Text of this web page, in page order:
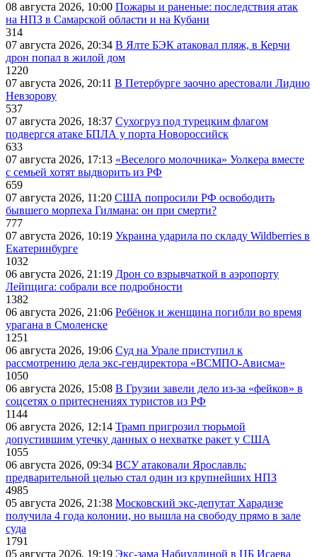
08 августа 2026, 10:00 Пожары и раненые: последствия атак
на НПЗ в Самарской области и на Кубани
314
07 августа 2026, 20:34 В Ялте БЭК атаковал пляж, в Керчи
дрон попал в жилой дом
1220
07 августа 2026, 20:11 В Петербурге заочно арестовали Лидию
Невзорову
537
07 августа 2026, 18:37 Сухогруз под турецким флагом
подвергся атаке БПЛА у порта Новороссийск
633
07 августа 2026, 17:13 «Веселого молочника» Уолкера вместе
с семьей хотят выдворить из РФ
659
07 августа 2026, 11:20 США попросили РФ освободить
бывшего морпеха Гилмана: он при смерти?
777
07 августа 2026, 10:19 Украина ударила по складу Wildberries в
Екатеринбурге
1032
06 августа 2026, 21:19 Дрон со взрывчаткой в аэропорту
Лейпцига: собрали все подробности
1382
06 августа 2026, 21:06 Ребёнок и женщина погибли во время
урагана в Смоленске
1251
06 августа 2026, 19:06 Суд на Урале приступил к
рассмотрению дела экс-гендиректора «ВСМПО-Ависма»
1050
06 августа 2026, 15:08 В Грузии завели дело из-за «фейков» в
соцсетях о притеснениях туристов из РФ
1144
06 августа 2026, 12:14 Трамп пригрозил тюрьмой
допустившим утечку данных о нехватке ракет у США
1055
06 августа 2026, 09:34 ВСУ атаковали Ярославль:
предварительной целью стал один из крупнейших НПЗ
4985
05 августа 2026, 21:38 Московский экс-депутат Харадизе
получила 4 года колонии, но вышла на свободу прямо в зале
суда
1791
05 августа 2026, 19:19 Экс-зама Набиуллиной в ЦБ Исаева